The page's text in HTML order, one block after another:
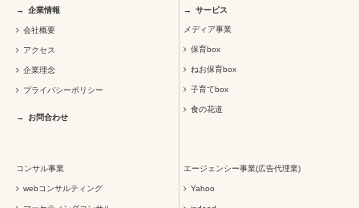
企業情報
会社概要
アクセス
企業理念
プライバシーポリシー
お問合わせ
サービス
メディア事業
保育box
ねお保育box
子育てbox
食の花道
コンサル事業
webコンサルティング
エージェンシー事業(広告代理業)
Yahoo